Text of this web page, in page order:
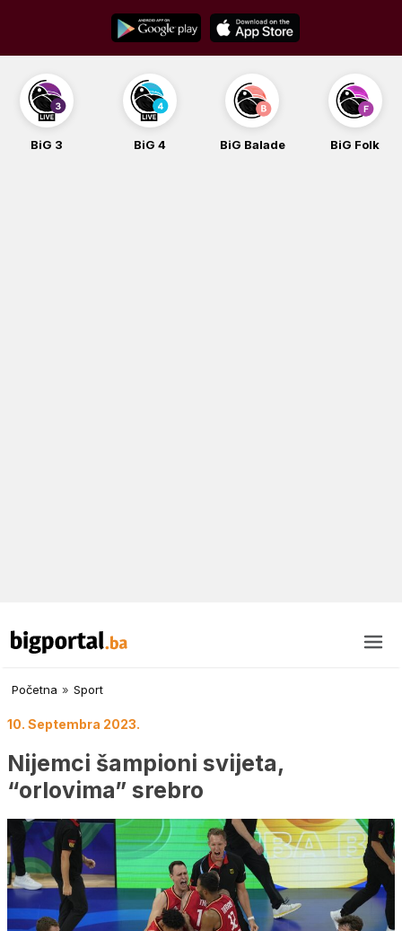
content
BiG 3 BiG 4 BiG Balade BiG Folk
Početna » Sport
10. Septembra 2023.
Nijemci šampioni svijeta,
“orlovima” srebro